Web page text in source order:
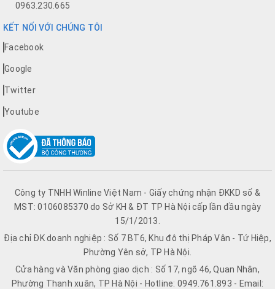
0963.230.665
KẾT NỐI VỚI CHÚNG TÔI
Facebook
Google
Twitter
Youtube
Công ty TNHH Winline Việt Nam - Giấy chứng nhận ĐKKD số &
MST: 0106085370 do Sở KH & ĐT TP Hà Nội cấp lần đầu ngày
15/1/2013.
Địa chỉ ĐK doanh nghiệp : Số 7 BT6, Khu đô thị Pháp Vân - Tứ Hiệp,
Phường Yên sở, TP Hà Nội.
Cửa hàng và Văn phòng giao dịch : Số 17, ngõ 46, Quan Nhân,
Phường Thanh xuân, TP Hà Nội - Hotline: 0949.761.893 - Email: